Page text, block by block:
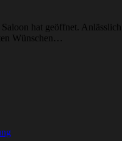
hat geöffnet.
Wünschen…